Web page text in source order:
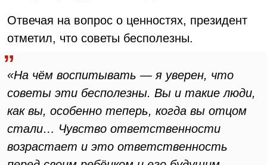
Отвечая на вопрос о ценностях, президент
отметил, что советы бесполезны.
«На чём воспитывать — я уверен, что
советы эти бесполезны. Вы и такие люди,
как вы, особенно теперь, когда вы отцом
стали… Чувство ответственности
возрастает и это ответственность